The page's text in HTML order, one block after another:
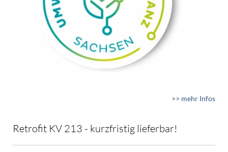
>> mehr Infos
Retrofit KV 213 - kurzfristig lieferbar!